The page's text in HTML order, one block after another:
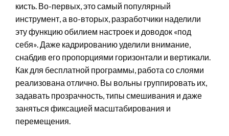
кисть. Во-первых, это самый популярный
инструмент, а во-вторых, разработчики наделили
эту функцию обилием настроек и доводок «под
себя». Даже кадрированию уделили внимание,
снабдив его пропорциями горизонтали и вертикали.
Как для бесплатной программы, работа со слоями
реализована отлично. Вы вольны группировать их,
задавать прозрачность, типы смешивания и даже
заняться фиксацией масштабирования и
перемещения.